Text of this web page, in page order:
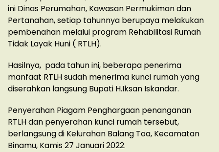
ini Dinas Perumahan, Kawasan Permukiman dan
Pertanahan, setiap tahunnya berupaya melakukan
pembenahan melalui program Rehabilitasi Rumah
Tidak Layak Huni ( RTLH).
Hasilnya, pada tahun ini, beberapa penerima
manfaat RTLH sudah menerima kunci rumah yang
diserahkan langsung Bupati H.Iksan Iskandar.
Penyerahan Piagam Penghargaan penanganan
RTLH dan penyerahan kunci rumah tersebut,
berlangsung di Kelurahan Balang Toa, Kecamatan
Binamu, Kamis 27 Januari 2022.